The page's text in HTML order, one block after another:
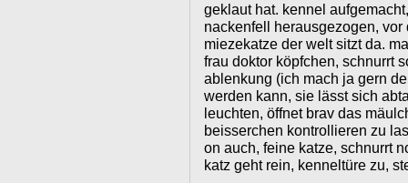
geklaut hat. kennel
nackenfell herausgezogen,
miezekatze der welt sitzt da.
frau doktor köpfchen, schnurrt
ablenkung (ich mach ja gern
werden kann, sie lässt sich
leuchten, öffnet brav das
beisserchen kontrollieren zu
on auch, feine katze, schnurrt
katz geht rein, kenneltüre zu,